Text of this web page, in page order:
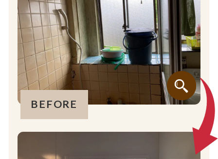
BEFORE